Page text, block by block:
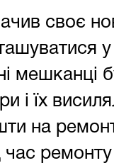
своє
у
мешканці
і їх
на
ремонту